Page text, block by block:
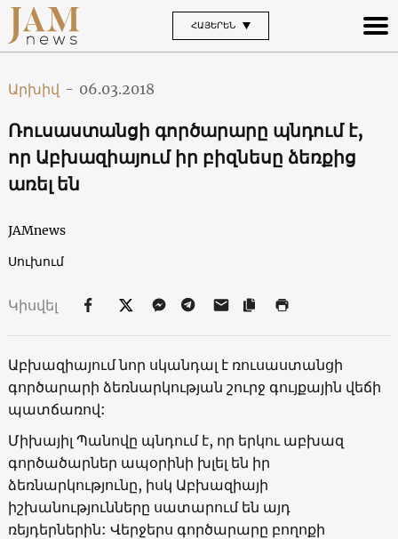
ՀԱՅԵՐԵՆ
Արխիվ - 06.03.2018
Ռուսաստանցի գործարարը պնդում է,
որ Աբխազիայում իր բիզնեսը ձեռքից
առել են
JAMnews
Սուխում
Կիսվել
Աբխազիայում նոր սկանդալ է ռուսաստանցի
գործարարի ձեռնարկության շուրջ գույքային վեճի
պատճառով:
Միխայիլ Պանովը պնդում է, որ երկու աբխազ
գործածարներ ապօրինի խլել են իր
ձեռնարկությունը, իսկ Աբխազիայի
իշխանությունները սատարում են այդ
ռեյդերներին: Վերջերս գործարարը բողոքի